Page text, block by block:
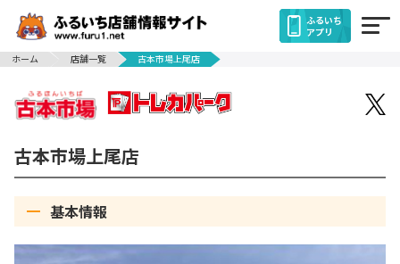
ふるいち
アプリ
ホーム
店舗一覧 古本市場上尾店
古本市場上尾店
基本情報